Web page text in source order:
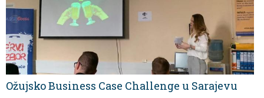
Ožujsko Business Case Challenge u Sarajevu